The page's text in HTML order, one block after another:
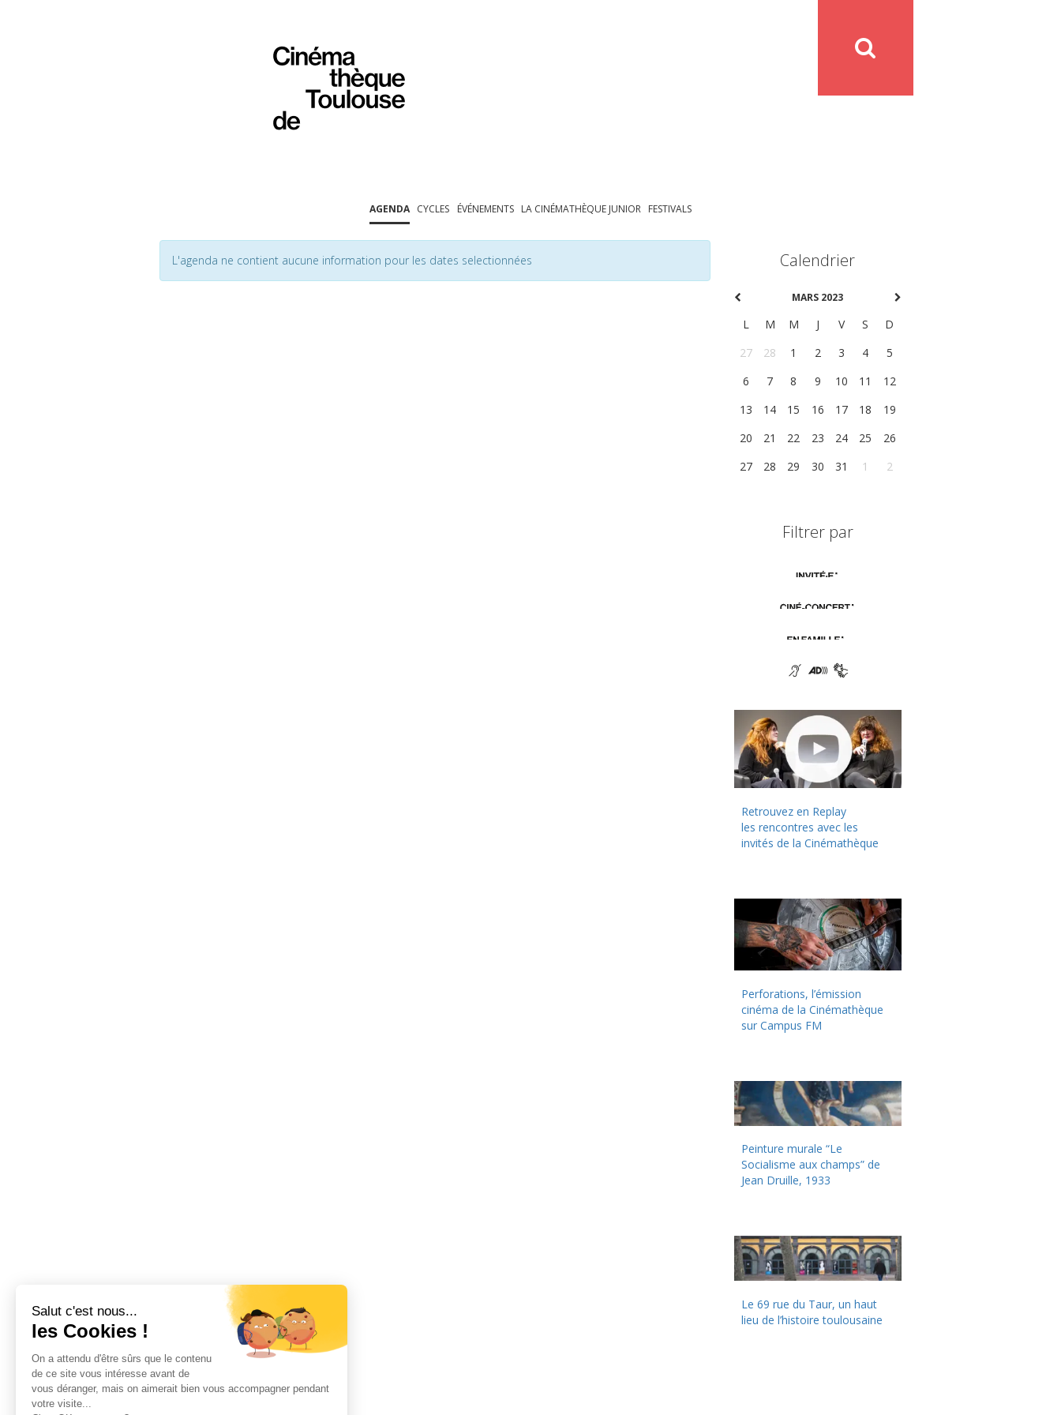
AGENDA CYCLES ÉVÉNEMENTS LA CINÉMATHÈQUE JUNIOR FESTIVALS
L'agenda ne contient aucune information pour les dates selectionnées Calendrier
MARS 2023
L M M J V S
D
27
28 1 2 3 4
5
6
7 8 9 10 11
12
13
14 15 16 17 18
19
20
21 22 23 24 25
26
27
28 29 30 31 1 2
Filtrer par
Retrouvez en Replay
les rencontres avec les
invités de la Cinémathèque
Perforations, l’émission
cinéma de la Cinémathèque
sur Campus FM
Peinture murale “Le
Socialisme aux champs” de
Jean Druille, 1933
Le 69 rue du Taur, un haut
lieu de l’histoire toulousaine